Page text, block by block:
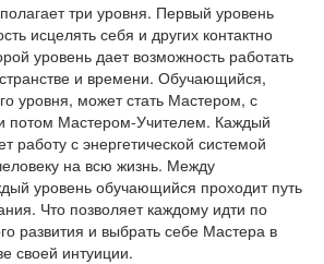
три уровня. Первый уровень
исцелять себя и других контактно
уровень дает возможность работать
и времени. Обучающийся,
уровня, может стать Мастером, с
потом Мастером-Учителем. Каждый
работу с энергетической системой
на всю жизнь. Между
уровень обучающийся проходит путь
Что позволяет каждому идти по
развития и выбрать себе Мастера в
своей интуиции.